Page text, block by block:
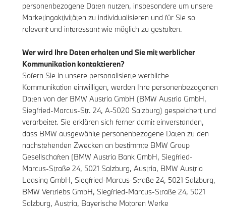
personenbezogene Daten nutzen, insbesondere um unsere
Marketingaktivitäten zu individualisieren und für Sie so
relevant und interessant wie möglich zu gestalten.
Wer wird Ihre Daten erhalten und Sie mit werblicher
Kommunikation kontaktieren?
Sofern Sie in unsere personalisierte werbliche
Kommunikation einwilligen, werden Ihre personenbezogenen
Daten von der BMW Austria GmbH (BMW Austria GmbH,
Siegfried-Marcus-Str. 24, A-5020 Salzburg) gespeichert und
verarbeitet. Sie erklären sich ferner damit einverstanden,
dass BMW ausgewählte personenbezogene Daten zu den
nachstehenden Zwecken an bestimmte BMW Group
Gesellschaften (BMW Austria Bank GmbH, Siegfried-
Marcus-Straße 24, 5021 Salzburg, Austria, BMW Austria
Leasing GmbH, Siegfried-Marcus-Straße 24, 5021 Salzburg,
BMW Vertriebs GmbH, Siegfried-Marcus-Straße 24, 5021
Salzburg, Austria, Bayerische Motoren Werke